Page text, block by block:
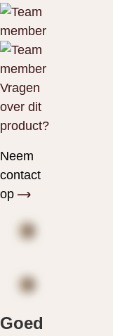
Vragen
over dit
product?
Neem
contact
op
Goed